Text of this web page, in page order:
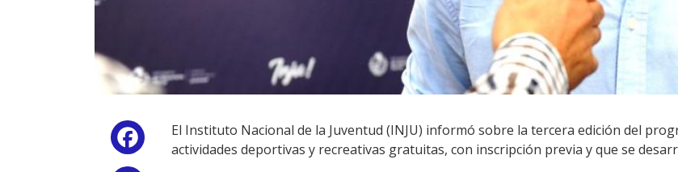
Facebook
El Instituto Nacional de la Juventud (INJU) informó sobre la tercera edición del
actividades deportivas y recreativas gratuitas, con inscripción previa y que se